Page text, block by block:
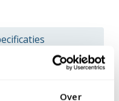
Over